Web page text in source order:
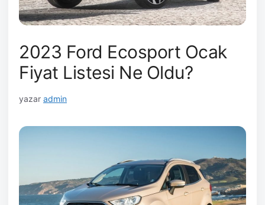
2023 Ford Ecosport Ocak
Fiyat Listesi Ne Oldu?
yazar admin